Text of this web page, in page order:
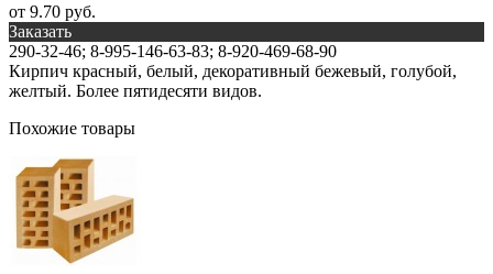
от 9.70 руб.
Заказать
290-32-46; 8-995-146-63-83; 8-920-469-68-90
Кирпич красный, белый, декоративный бежевый, голубой,
желтый. Более пятидесяти видов.
Похожие товары